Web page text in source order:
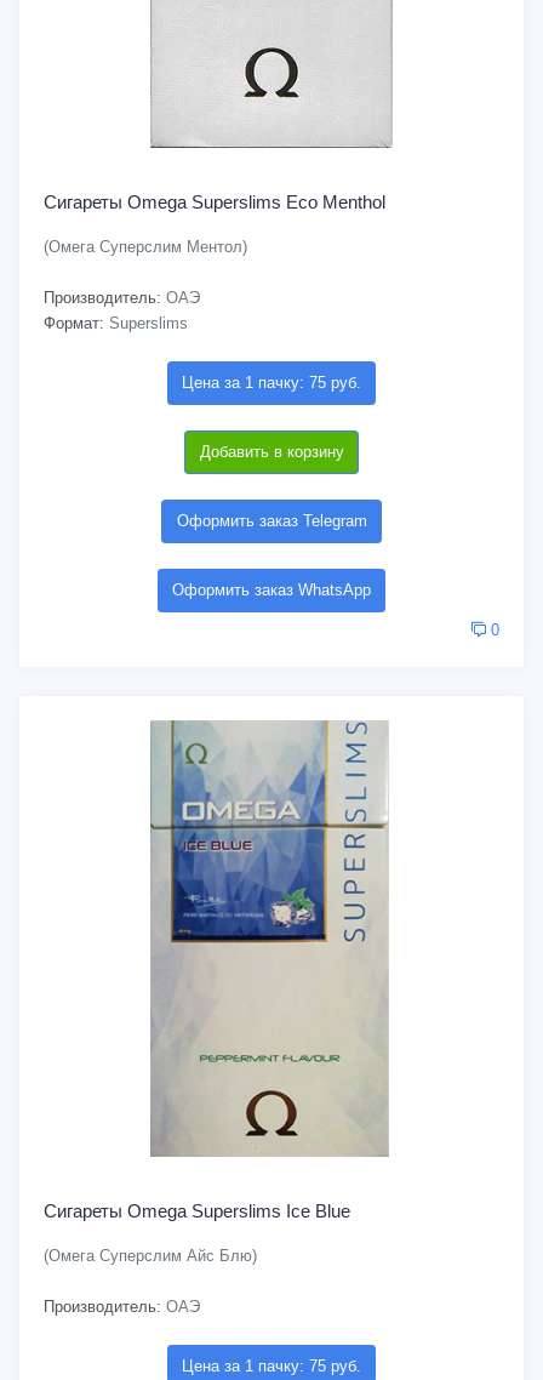
Сигареты Omega Superslims Eco Menthol
(Омега Суперслим Ментол)
Производитель: ОАЭ
Формат: Superslims
Цена за 1 пачку: 75 руб.
Добавить в корзину
Оформить заказ Telegram
Оформить заказ WhatsApp
0
Сигареты Omega Superslims Ice Blue
(Омега Суперслим Айс Блю)
Производитель: ОАЭ
Цена за 1 пачку: 75 руб.